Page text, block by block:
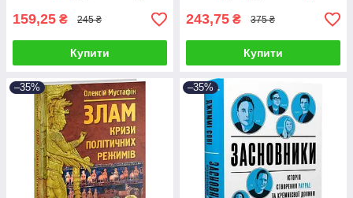
159,25 ₴ 245 ₴
Купити
243,75 ₴ 375 ₴
Купити
–35% –35%